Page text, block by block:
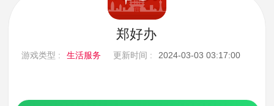
郑好办
游戏类型 : 生活服务 更新时间 : 2024-03-03 03:17:00